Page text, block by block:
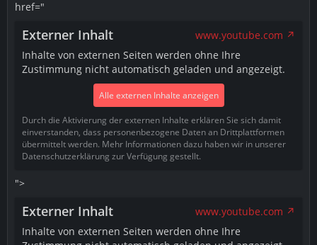
href="
Externer Inhalt
www.youtube.com
Inhalte von externen Seiten werden ohne Ihre
Zustimmung nicht automatisch geladen und angezeigt.
Alle externen Inhalte anzeigen
Durch die Aktivierung der externen Inhalte erklären Sie sich damit
einverstanden, dass personenbezogene Daten an Drittplattformen
übermittelt werden. Mehr Informationen dazu haben wir in unserer
Datenschutzerklärung zur Verfügung gestellt.
">
Externer Inhalt
www.youtube.com
Inhalte von externen Seiten werden ohne Ihre